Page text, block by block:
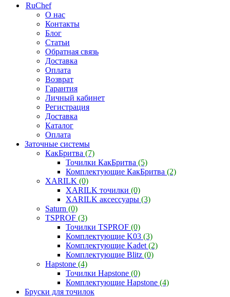
RuChef
О нас
Контакты
Блог
Статьи
Обратная связь
Доставка
Оплата
Возврат
Гарантия
Личный кабинет
Регистрация
Доставка
Каталог
Оплата
Заточные системы
КакБритва (7)
Точилки КакБритва (5)
Комплектующие КакБритва (2)
XARILK (0)
XARILK точилки (0)
XARILK аксессуары (3)
Saturn (0)
TSPROF (3)
Точилки TSPROF (0)
Комплектующие K03 (3)
Комплектующие Kadet (2)
Комплектующие Blitz (0)
Hapstone (4)
Точилки Hapstone (0)
Комплектующие Hapstone (4)
Бруски для точилок